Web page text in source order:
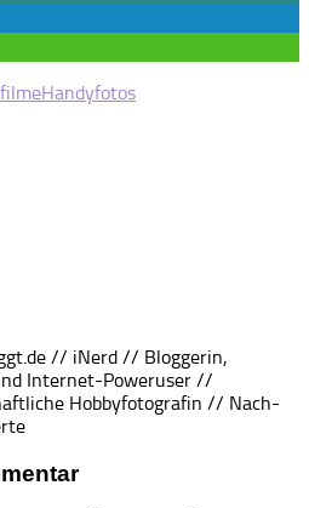
Handyfotos
// iNerd // Bloggerin,
Internet-Poweruser //
Hobbyfotografin // Nach-